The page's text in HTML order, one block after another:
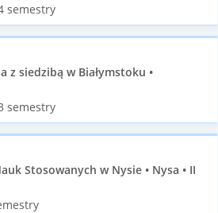
semestry
z siedzibą w Białymstoku •
semestry
Stosowanych w Nysie • Nysa • II